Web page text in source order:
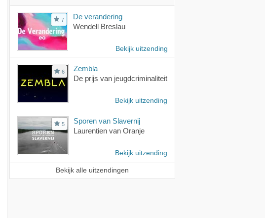
7
De verandering
Wendell Breslau
Bekijk uitzending
6
Zembla
De prijs van jeugdcriminaliteit
Bekijk uitzending
5
Sporen van Slavernij
Laurentien van Oranje
Bekijk uitzending
Bekijk alle uitzendingen